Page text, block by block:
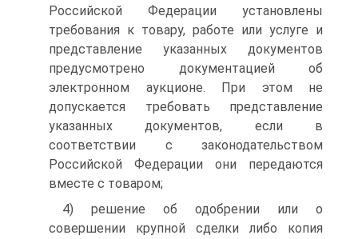
Российской Федерации установлены
требования к товару, работе или услуге и
представление указанных документов
предусмотрено документацией об
электронном аукционе. При этом не
допускается требовать представление
указанных документов, если в
соответствии с законодательством
Российской Федерации они передаются
вместе с товаром;
4) решение об одобрении или о
совершении крупной сделки либо копия